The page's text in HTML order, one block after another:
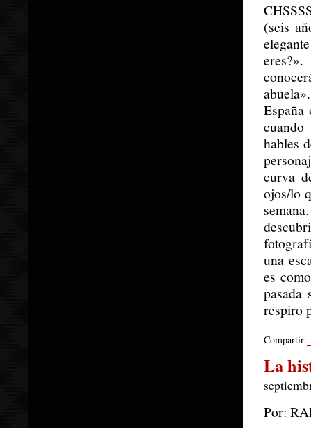
(seis
hables
curva
ojos/lo
una
es
pasada
respiro
Compartir:
La
Por: